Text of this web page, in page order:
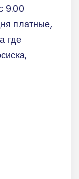
9.00
платные,
где